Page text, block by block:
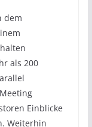
dem
als 200
Einblicke
Weiterhin